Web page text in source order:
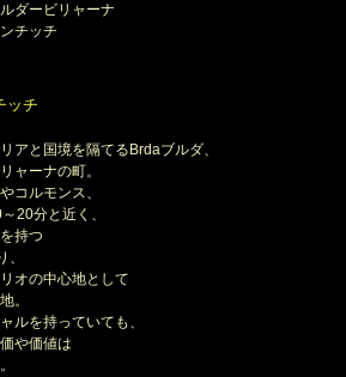
ダービリャーナ
チッチ
ッチ
アと国境を隔てるBrdaブルダ、
ャーナの町。
コルモンス、
20分と近く、
持つ
オの中心地として
。
ルを持っていても、
や価値は